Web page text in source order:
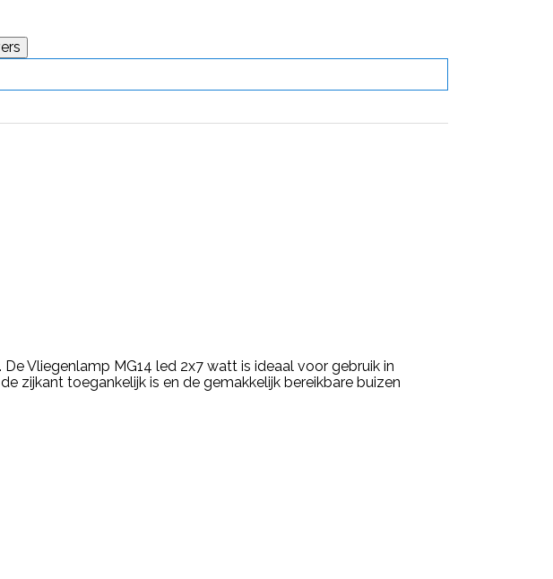
Vliegenlamp MG14 led 2x7 watt is ideaal voor gebruik in
zijkant toegankelijk is en de gemakkelijk bereikbare buizen